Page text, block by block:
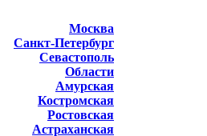
Москва
Санкт-Петербург
Севастополь
Области
Амурская
Костромская
Ростовская
Астраханская